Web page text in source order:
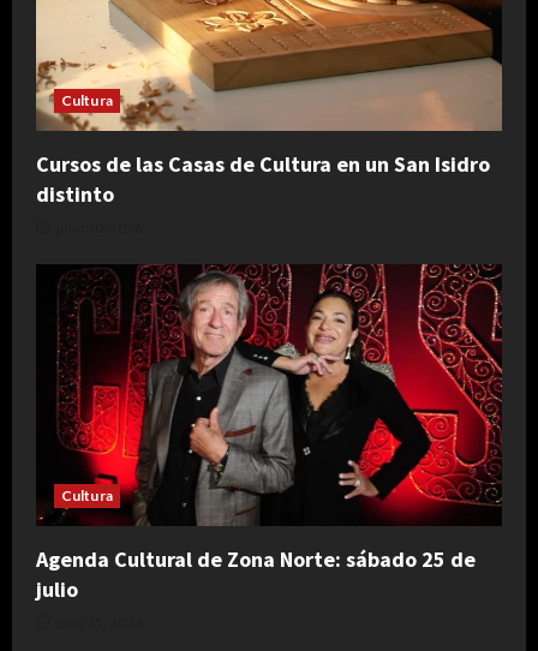
Cultura
Cursos de las Casas de Cultura en un San Isidro
distinto
Cultura
Agenda Cultural de Zona Norte: sábado 25 de
julio